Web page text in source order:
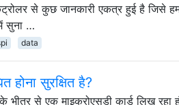
से कुछ जानकारी एकत्र हुई है जिसे
सुना …
data
होना सुरक्षित है?
भीतर से एक माइक्रोएसडी कार्ड लिख